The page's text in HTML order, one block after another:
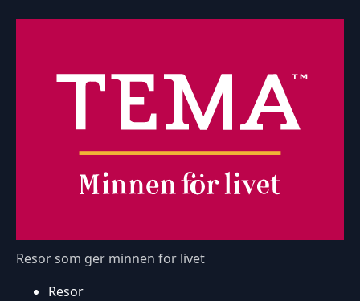
Resor som ger minnen för livet
Resor